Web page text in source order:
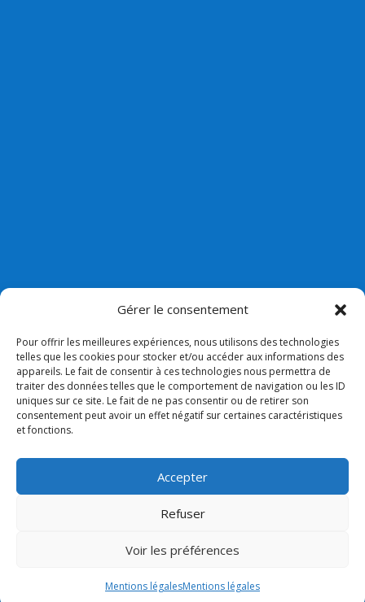
Gérer le consentement
Pour offrir les meilleures expériences, nous utilisons des technologies
telles que les cookies pour stocker et/ou accéder aux informations des
appareils. Le fait de consentir à ces technologies nous permettra de
traiter des données telles que le comportement de navigation ou les ID
uniques sur ce site. Le fait de ne pas consentir ou de retirer son
consentement peut avoir un effet négatif sur certaines caractéristiques
et fonctions.
Accepter
Refuser
Voir les préférences
Mentions légalesMentions légales
Nos liens
Lien admin
Mentions légales
Collège Bossuet Notre dame